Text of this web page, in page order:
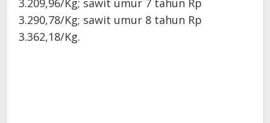
3.209,96/Kg; sawit umur 7 tahun Rp
3.290,78/Kg; sawit umur 8 tahun Rp
3.362,18/Kg.